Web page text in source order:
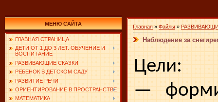
МЕНЮ САЙТА
ГЛАВНАЯ СТРАНИЦА
ДЕТИ ОТ 1 ДО 3 ЛЕТ. ОБУЧЕНИЕ И
ВОСПИТАНИЕ
РАЗВИВАЮЩИЕ СКАЗКИ
РЕБЕНОК В ДЕТСКОМ САДУ
РАЗВИТИЕ РЕЧИ
ОРИЕНТИРОВАНИЕ В ПРОСТРАНСТВЕ
МАТЕМАТИКА
Главная » Файлы »
Наблюдение за
Цели:
—